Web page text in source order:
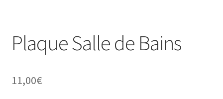
Plaque Salle de Bains
11,00€